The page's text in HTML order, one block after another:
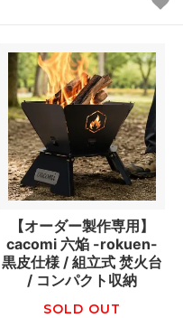
【オーダー製作専用】
cacomi 六焔 -rokuen-
黒皮仕様 / 組立式 焚火台
/ コンパクト収納
SOLD OUT